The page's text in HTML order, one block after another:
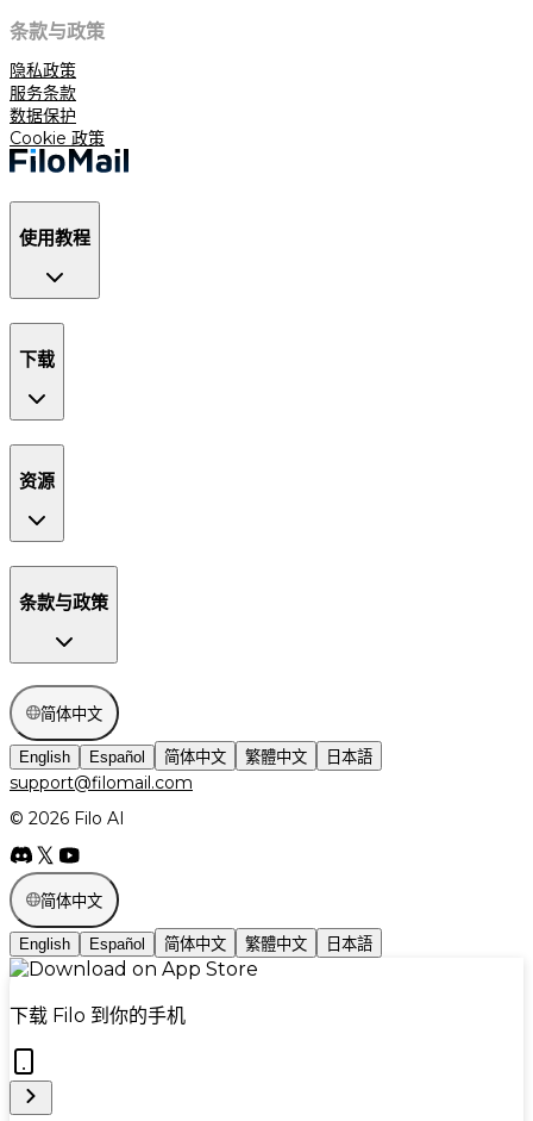
条款与政策
隐私政策
服务条款
数据保护
Cookie 政策
使用教程
下载
资源
条款与政策
简体中文
English Español 简体中文 繁體中文 日本語
support@filomail.com
© 2026 Filo AI
简体中文
English Español 简体中文 繁體中文 日本語
下载 Filo 到你的手机